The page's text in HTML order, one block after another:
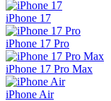
iPhone 17
iPhone 17 Pro
iPhone 17 Pro Max
iPhone Air